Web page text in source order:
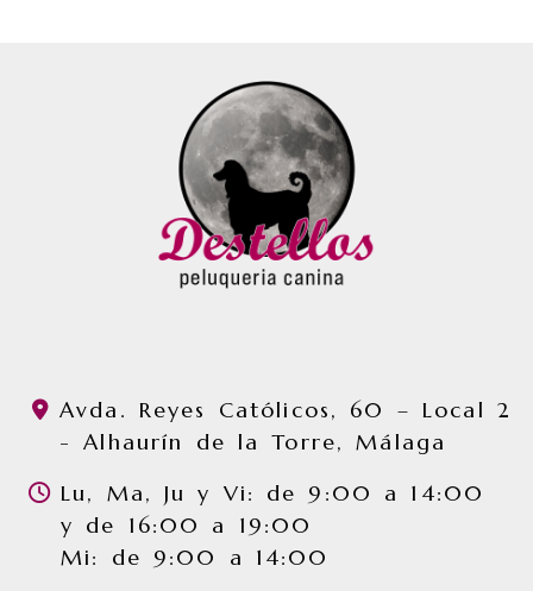
Avda. Reyes Católicos, 60 – Local 2
-Alhaurín de la Torre,Málaga
Lu, Ma, Ju y Vi: de 9:00 a 14:00
y de 16:00 a 19:00
Mi: de 9:00 a 14:00